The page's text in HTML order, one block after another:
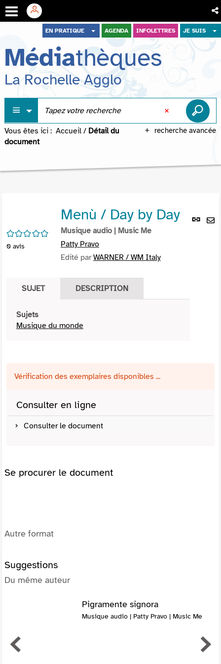
menu
contenu
recherche
EN PRATIQUE AGENDA INFOLETTRES JE SUIS
Médiathèques
La Rochelle Agglo
recherche avancée
Vous êtes ici : Accueil / Détail du
document
Lien
/5
0 avis
Menù / Day by Day
Musique audio | Music Me
Patty Pravo
Edité parWARNER / WM Italy
SUJET DESCRIPTION
Sujets
Musique du monde
Vérification des exemplaires disponibles ...
Consulter en ligne
Consulter le document
Se procurer le document
Autre format
Suggestions
Du même auteur
Pigramente signora
Musique audio | Patty Pravo | Music Me